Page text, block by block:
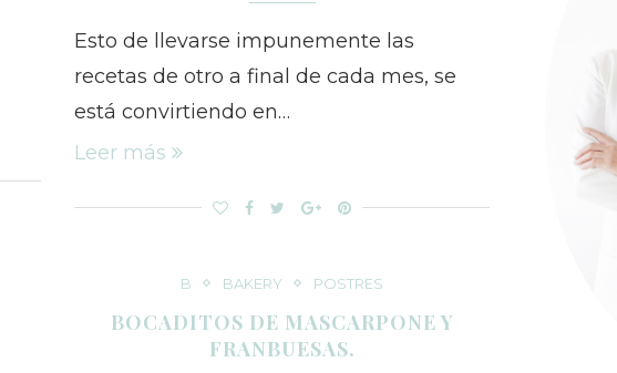
Esto de llevarse impunemente las
recetas de otro a final de cada mes, se
está convirtiendo en…
Leer más
B BAKERY POSTRES
BOCADITOS DE MASCARPONE Y
FRANBUESAS.